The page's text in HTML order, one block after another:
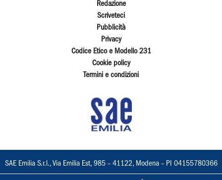
Redazione
Scriveteci
Pubblicità
Privacy
Codice Etico e Modello 231
Cookie policy
Termini e condizioni
SAE Emilia S.r.l., Via Emilia Est, 985 – 41122, Modena – PI 04155780366